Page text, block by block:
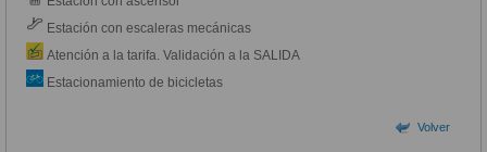
Estación con escaleras mecánicas
Atención a la tarifa. Validación a la SALIDA
Estacionamiento de bicicletas
Volver